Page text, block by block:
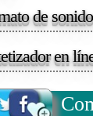
de
en